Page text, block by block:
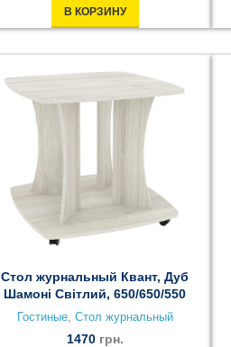
В КОРЗИНУ
Стол журнальный Квант, Дуб
Шамоні Світлий, 650/650/550
Гостиные, Стол журнальный
1470 грн.